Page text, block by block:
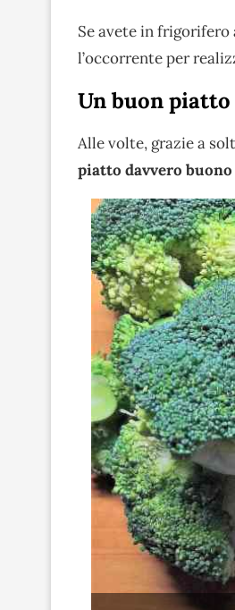
Se avete in frigorifero
l’occorrente per
Un buon
Alle volte, grazie a
piatto davvero